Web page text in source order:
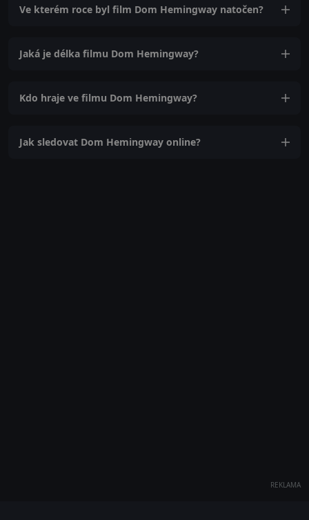
Ve kterém roce byl film Dom Hemingway natočen?
Jaká je délka filmu Dom Hemingway?
Kdo hraje ve filmu Dom Hemingway?
Jak sledovat Dom Hemingway online?
REKLAMA